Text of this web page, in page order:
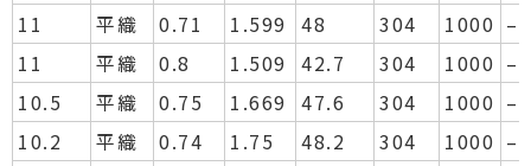
11
平織 0.71 1.599 48 304 1000 –
11
平織 0.8 1.509 42.7 304 1000 –
10.5
平織 0.75 1.669 47.6 304 1000 –
10.2
平織 0.74 1.75 48.2 304 1000 –